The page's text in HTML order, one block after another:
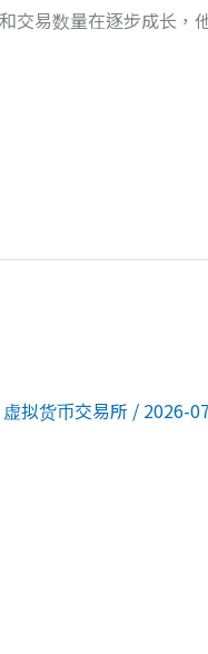
交易数量在逐步成长
虚拟货币交易所 / 2026-